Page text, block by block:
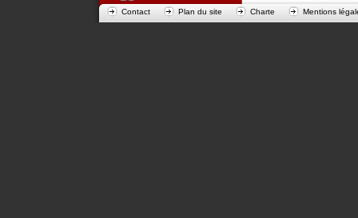
Contact Plan du site Charte Mentions